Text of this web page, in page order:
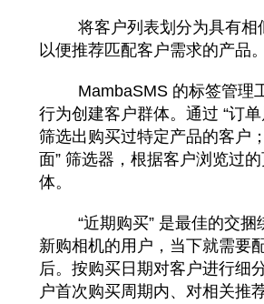
将客户列表划分为具有相
以便推荐匹配客户需求的产品。
MambaSMS 的标签管理
行为创建客户群体。通过 “订
筛选出购买过特定产品的客户
面” 筛选器，根据客户浏览过
体。
“近期购买” 是最佳的交
新购相机的用户，当下就需要
后。按购买日期对客户进行细
户首次购买周期内、对相关推